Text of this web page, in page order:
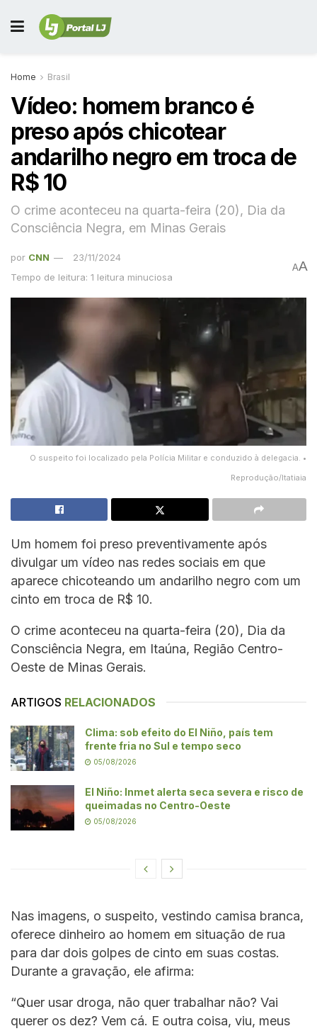
Home Brasil
Vídeo: homem branco é
preso após chicotear
andarilho negro em troca de
R$ 10
O crime aconteceu na quarta-feira (20), Dia da
Consciência Negra, em Minas Gerais
por CNN
23/11/2024
Tempo de leitura: 1 leitura minuciosa
AA
O suspeito foi localizado pela Polícia Militar e conduzido à delegacia. •
Reprodução/Itatiaia
Um homem foi preso preventivamente após
divulgar um vídeo nas redes sociais em que
aparece chicoteando um andarilho negro com um
cinto em troca de R$ 10.
O crime aconteceu na quarta-feira (20), Dia da
Consciência Negra, em Itaúna, Região Centro-
Oeste de Minas Gerais.
ARTIGOS RELACIONADOS
Clima: sob efeito do El Niño, país tem
frente fria no Sul e tempo seco
05/08/2026
El Niño: Inmet alerta seca severa e risco de
queimadas no Centro-Oeste
05/08/2026
Nas imagens, o suspeito, vestindo camisa branca,
oferece dinheiro ao homem em situação de rua
para dar dois golpes de cinto em suas costas.
Durante a gravação, ele afirma:
“Quer usar droga, não quer trabalhar não? Vai
querer os dez? Vem cá. E outra coisa, viu, meus